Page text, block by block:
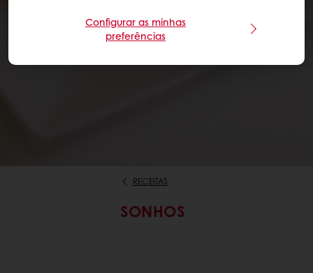
RECEITAS
SONHOS
Configurar as minhas
preferências